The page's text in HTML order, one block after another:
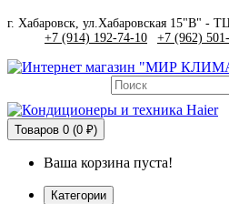
г. Хабаровск, ул.Хабаровская 15"В" -
+7 (914) 192-74-10
+7 (962)
Товаров 0 (0 ₽)
Ваша корзина пуста!
Категории